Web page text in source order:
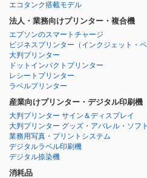
エコタンク搭載モデル
法人・業務向けプリンター・複合機
エプソンのスマートチャージ
ビジネスプリンター （インクジェット・
大判プリンター
ドットインパクトプリンター
レシートプリンター
ラベルプリンター
産業向けプリンター・デジタル印刷機
大判プリンター サイン＆ディスプレイ
大判プリンター グッズ・アパレル・ソフ
業務用写真・プリントシステム
デジタルラベル印刷機
デジタル捺染機
消耗品